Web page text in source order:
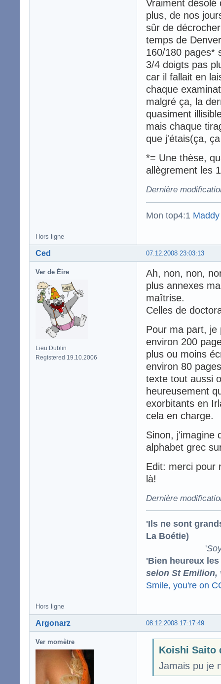
Vraiment désolé
plus, de nos
sûr de
temps de
160/180 pages*
3/4 doigts pas
car il fallait en
chaque
malgré ça, la
quasiment
mais chaque
que j'étais(ça,
*= Une thèse,
allègrement les
Dernière
Mon top4:1
Hors ligne
07.12.2008 23:03:13
Ced
Ver de Éire
Lieu Dublin
Registered 19.10.2006
Ah, non, non,
plus annexes
maîtrise.
Celles de
Pour ma part, je
environ 200
plus ou moins
environ 80
texte tout aussi
heureusement
exorbitants en
cela en charge.
Sinon, j'imagine
alphabet grec
Edit: merci pour
là!
Dernière
'Ils ne sont
La Boétie)
'
'Bien heureux
selon St Emilion,
Smile, you're on
Hors ligne
08.12.2008 17:17:49
Argonarz
Ver momètre
Koishi Saito
Jamais pu je